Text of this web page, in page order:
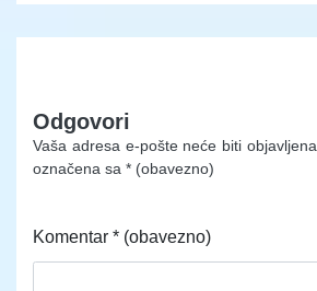
Odgovori
Vaša adresa e-pošte neće biti objavljena.
označena sa * (obavezno)
Komentar * (obavezno)